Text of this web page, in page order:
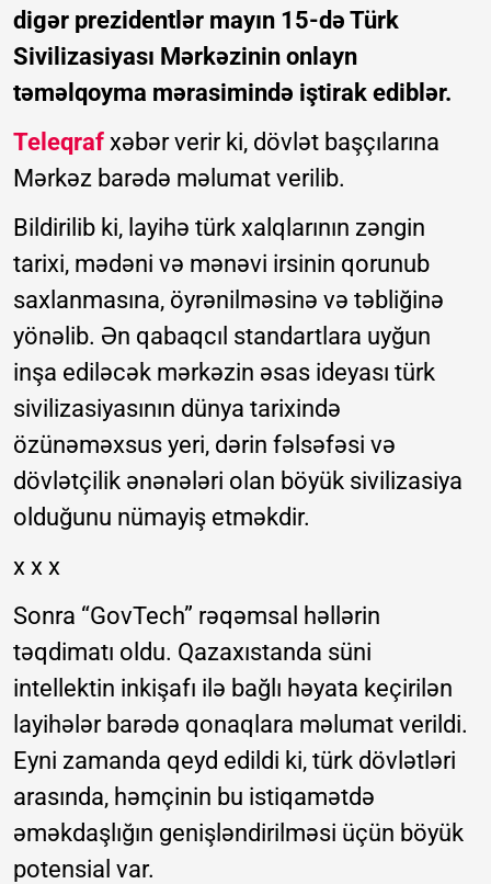
digər prezidentlər mayın 15-də Türk
Sivilizasiyası Mərkəzinin onlayn
təməlqoyma mərasimində iştirak ediblər.
Teleqraf xəbər verir ki, dövlət başçılarına
Mərkəz barədə məlumat verilib.
Bildirilib ki, layihə türk xalqlarının zəngin
tarixi, mədəni və mənəvi irsinin qorunub
saxlanmasına, öyrənilməsinə və təbliğinə
yönəlib. Ən qabaqcıl standartlara uyğun
inşa ediləcək mərkəzin əsas ideyası türk
sivilizasiyasının dünya tarixində
özünəməxsus yeri, dərin fəlsəfəsi və
dövlətçilik ənənələri olan böyük sivilizasiya
olduğunu nümayiş etməkdir.
x x x
Sonra “GovTech” rəqəmsal həllərin
təqdimatı oldu. Qazaxıstanda süni
intellektin inkişafı ilə bağlı həyata keçirilən
layihələr barədə qonaqlara məlumat verildi.
Eyni zamanda qeyd edildi ki, türk dövlətləri
arasında, həmçinin bu istiqamətdə
əməkdaşlığın genişləndirilməsi üçün böyük
potensial var.